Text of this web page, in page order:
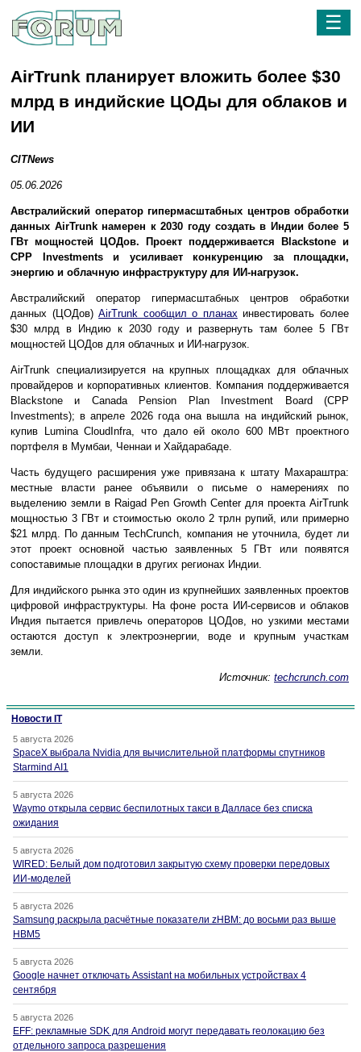
☰
AirTrunk планирует вложить более $30
млрд в индийские ЦОДы для облаков и
ИИ
CITNews
05.06.2026
Австралийский оператор гипермасштабных центров обработки
данных AirTrunk намерен к 2030 году создать в Индии более 5
ГВт мощностей ЦОДов. Проект поддерживается Blackstone и
CPP Investments и усиливает конкуренцию за площадки,
энергию и облачную инфраструктуру для ИИ-нагрузок.
Австралийский оператор гипермасштабных центров обработки
данных (ЦОДов)AirTrunk сообщил о планах инвестировать более
$30 млрд в Индию к 2030 году и развернуть там более 5 ГВт
мощностей ЦОДов для облачных и ИИ-нагрузок.
AirTrunk специализируется на крупных площадках для облачных
провайдеров и корпоративных клиентов. Компания поддерживается
Blackstone и Canada Pension Plan Investment Board (CPP
Investments); в апреле 2026 года она вышла на индийский рынок,
купив Lumina CloudInfra, что дало ей около 600 МВт проектного
портфеля в Мумбаи, Ченнаи и Хайдарабаде.
Часть будущего расширения уже привязана к штату Махараштра:
местные власти ранее объявили о письме о намерениях по
выделению земли в Raigad Pen Growth Center для проекта AirTrunk
мощностью 3 ГВт и стоимостью около 2 трлн рупий, или примерно
$21 млрд. По данным TechCrunch, компания не уточнила, будет ли
этот проект основной частью заявленных 5 ГВт или появятся
сопоставимые площадки в других регионах Индии.
Для индийского рынка это один из крупнейших заявленных проектов
цифровой инфраструктуры. На фоне роста ИИ-сервисов и облаков
Индия пытается привлечь операторов ЦОДов, но узкими местами
остаются доступ к электроэнергии, воде и крупным участкам
земли.
Источник: techcrunch.com
Новости IT
5 августа 2026
SpaceX выбрала Nvidia для вычислительной платформы спутников
Starmind AI1
5 августа 2026
Waymo открыла сервис беспилотных такси в Далласе без списка
ожидания
5 августа 2026
WIRED: Белый дом подготовил закрытую схему проверки передовых
ИИ-моделей
5 августа 2026
Samsung раскрыла расчётные показатели zHBM: до восьми раз выше
HBM5
5 августа 2026
Google начнет отключать Assistant на мобильных устройствах 4
сентября
5 августа 2026
EFF: рекламные SDK для Android могут передавать геолокацию без
отдельного запроса разрешения